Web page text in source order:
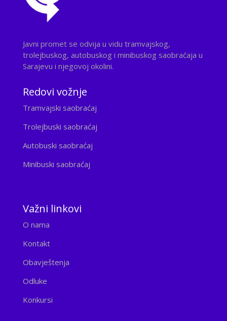
Javni promet se odvija u vidu tramvajskog,
trolejbuskog, autobuskog i minibuskog saobraćaja u
Sarajevu i njegovoj okolini.
Redovi vožnje
Tramvajski saobraćaj
Trolejbuski saobraćaj
Autobuski saobraćaj
Minibuski saobraćaj
Važni linkovi
O nama
Kontakt
Obavještenja
Odluke
Konkursi